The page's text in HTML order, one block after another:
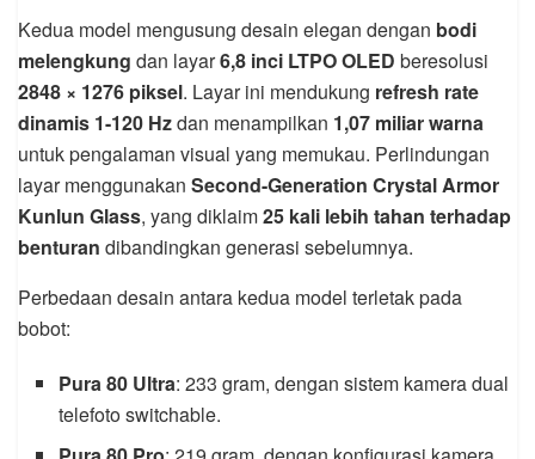
Kedua model mengusung desain elegan dengan bodi
melengkung dan layar6,8 inci LTPO OLED beresolusi
2848 × 1276 piksel. Layar ini mendukung refresh rate
dinamis 1-120 Hzdan menampilkan 1,07 miliar warna
untuk pengalaman visual yang memukau. Perlindungan
layar menggunakan Second-Generation Crystal Armor
Kunlun Glass, yang diklaim25 kali lebih tahan terhadap
benturan dibandingkan generasi sebelumnya.
Perbedaan desain antara kedua model terletak pada
bobot:
Pura 80 Ultra: 233 gram, dengan sistem kamera dual
telefoto switchable.